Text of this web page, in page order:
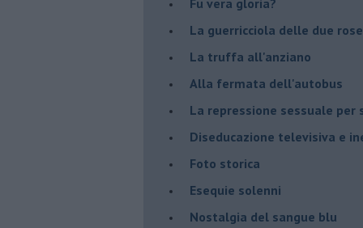
La guerricciola delle due rose
La truffa all'anziano
Alla fermata dell'autobus
La repressione sessuale per
Diseducazione televisiva e
Foto storica
Esequie solenni
Nostalgia del sangue blu